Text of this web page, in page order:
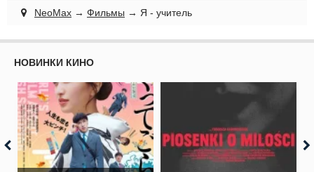
NeoMax → Фильмы → Я - учитель
НОВИНКИ КИНО